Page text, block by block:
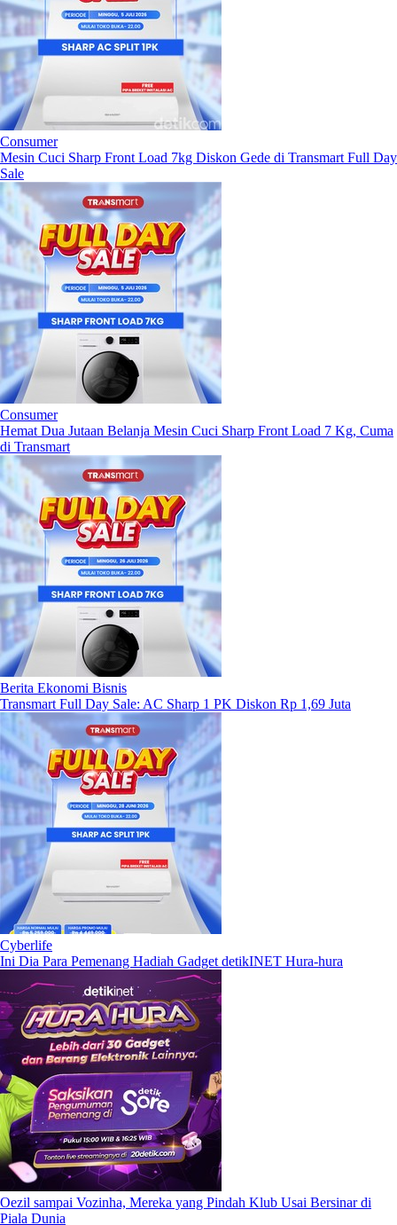
Consumer
Mesin Cuci Sharp Front Load 7kg Diskon Gede di Transmart Full Day
Sale
Consumer
Hemat Dua Jutaan Belanja Mesin Cuci Sharp Front Load 7 Kg, Cuma
di Transmart
Berita Ekonomi Bisnis
Transmart Full Day Sale: AC Sharp 1 PK Diskon Rp 1,69 Juta
Cyberlife
Ini Dia Para Pemenang Hadiah Gadget detikINET Hura-hura
Oezil sampai Vozinha, Mereka yang Pindah Klub Usai Bersinar di
Piala Dunia